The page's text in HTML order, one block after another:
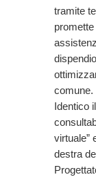
tramite
comune.
Identico
virtuale”
destra